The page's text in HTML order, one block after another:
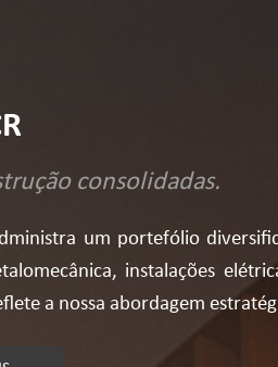
consolidadas.
um portefólio
instalações
a nossa abordagem